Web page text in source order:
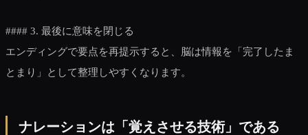
#### 3. 最後に意味を閉じる
エンディングで要点を再提示すると、脳は情報を「完了したま
とまり」として整理しやすくなります。
ナレーションは「覚えさせる技術」である